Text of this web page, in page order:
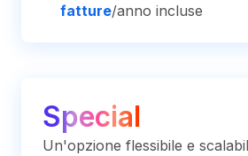
fatture/anno incluse
Special
Un'opzione flessibile e